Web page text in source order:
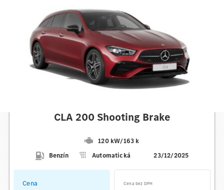
CLA 200 Shooting Brake
120 kW/163 k
Benzín
Automatická 23/12/2025
Cena Cena bez DPH